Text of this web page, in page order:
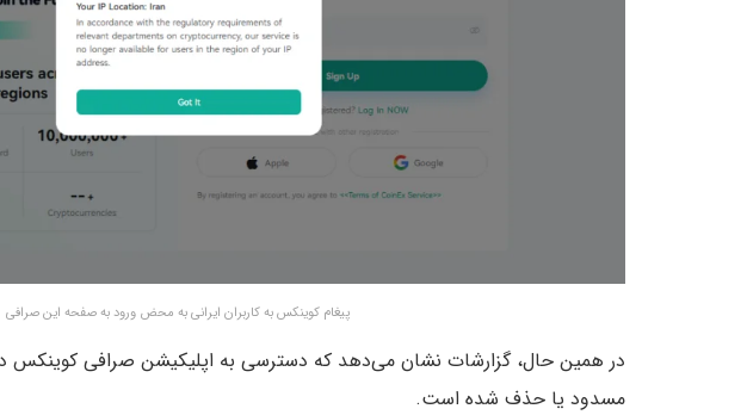
پیغام کوینکس به کاربران ایرانی به محض ورود به صفحه این صرافی
در همین حال، گزارشات نشان می‌دهد که دسترسی به اپلیکیشن صرافی کوینکس در
مسدود یا حذف شده است.